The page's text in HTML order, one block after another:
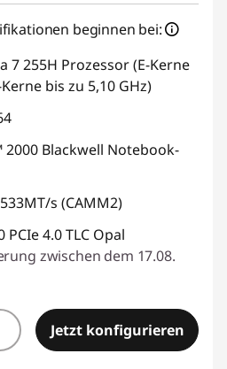
beginnen bei:
255H Prozessor (E-Kerne
bis zu 5,10 GHz)
2000 Blackwell Notebook-
s (CAMM2)
PCIe 4.0 TLC Opal
zwischen dem 17.08.
Jetzt konfigurieren